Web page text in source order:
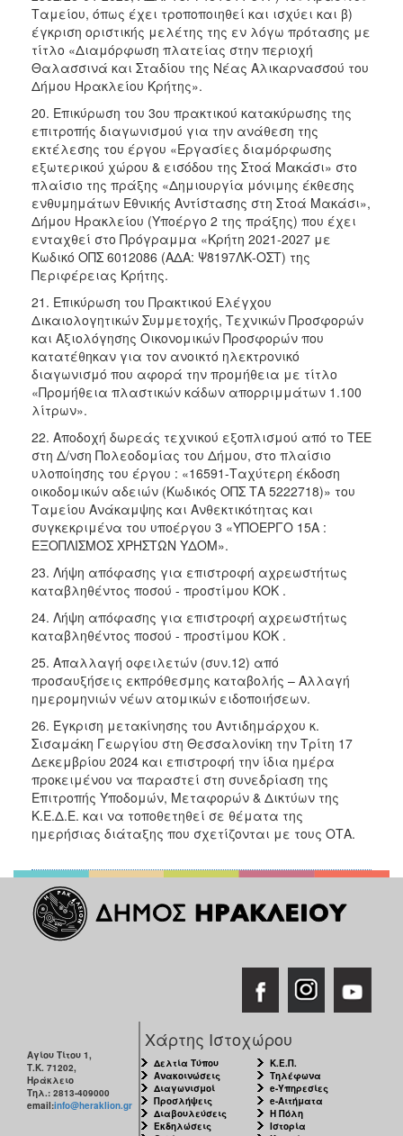
Ταμείου, όπως έχει τροποποιηθεί και ισχύει και β)
έγκριση οριστικής μελέτης της εν λόγω πρότασης με
τίτλο «Διαμόρφωση πλατείας στην περιοχή
Θαλασσινά και Σταδίου της Νέας Αλικαρνασσού του
Δήμου Ηρακλείου Κρήτης».
20. Επικύρωση του 3ου πρακτικού κατακύρωσης της
επιτροπής διαγωνισμού για την ανάθεση της
εκτέλεσης του έργου «Εργασίες διαμόρφωσης
εξωτερικού χώρου & εισόδου της Στοά Μακάσι» στο
πλαίσιο της πράξης «Δημιουργία μόνιμης έκθεσης
ενθυμημάτων Εθνικής Αντίστασης στη Στοά Μακάσι»,
Δήμου Ηρακλείου (Υποέργο 2 της πράξης) που έχει
ενταχθεί στο Πρόγραμμα «Κρήτη 2021-2027 με
Κωδικό ΟΠΣ 6012086 (ΑΔΑ: Ψ8197ΛΚ-ΟΣΤ) της
Περιφέρειας Κρήτης.
21. Επικύρωση του Πρακτικού Ελέγχου
Δικαιολογητικών Συμμετοχής, Τεχνικών Προσφορών
και Αξιολόγησης Οικονομικών Προσφορών που
κατατέθηκαν για τον ανοικτό ηλεκτρονικό
διαγωνισμό που αφορά την προμήθεια με τίτλο
«Προμήθεια πλαστικών κάδων απορριμμάτων 1.100
λίτρων».
22. Αποδοχή δωρεάς τεχνικού εξοπλισμού από το ΤΕΕ
στη Δ/νση Πολεοδομίας του Δήμου, στο πλαίσιο
υλοποίησης του έργου : «16591-Ταχύτερη έκδοση
οικοδομικών αδειών (Κωδικός ΟΠΣ ΤΑ 5222718)» του
Ταμείου Ανάκαμψης και Ανθεκτικότητας και
συγκεκριμένα του υποέργου 3 «ΥΠΟΕΡΓΟ 15Α :
EΞΟΠΛΙΣΜΟΣ ΧΡΗΣΤΩΝ ΥΔΟΜ».
23. Λήψη απόφασης για επιστροφή αχρεωστήτως
καταβληθέντος ποσού - προστίμου ΚΟΚ .
24. Λήψη απόφασης για επιστροφή αχρεωστήτως
καταβληθέντος ποσού - προστίμου ΚΟΚ .
25. Απαλλαγή οφειλετών (συν.12) από
προσαυξήσεις εκπρόθεσμης καταβολής – Αλλαγή
ημερομηνιών νέων ατομικών ειδοποιήσεων.
26. Έγκριση μετακίνησης του Αντιδημάρχου κ.
Σισαμάκη Γεωργίου στη Θεσσαλονίκη την Τρίτη 17
Δεκεμβρίου 2024 και επιστροφή την ίδια ημέρα
προκειμένου να παραστεί στη συνεδρίαση της
Επιτροπής Υποδομών, Μεταφορών & Δικτύων της
Κ.Ε.Δ.Ε. και να τοποθετηθεί σε θέματα της
ημερήσιας διάταξης που σχετίζονται με τους ΟΤΑ.
Αγίου Τίτου 1,
Τ.Κ. 71202,
Ηράκλειο
Τηλ.: 2813-409000
email:info@heraklion.gr
Χάρτης Ιστοχώρου
Δελτία Τύπου
Ανακοινώσεις
Διαγωνισμοί
Προσλήψεις
Διαβουλεύσεις
Εκδηλώσεις
Κ.Ε.Π.
Τηλέφωνα
e-Υπηρεσίες
e-Αιτήματα
Η Πόλη
Ιστορία